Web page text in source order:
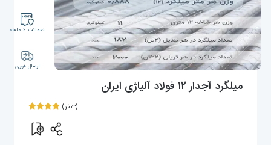
ضمانت ۶ ماهه
ارسال فوری
میلگرد آجدار ۱۲ فولاد آلیاژی ایران
(۳نفر)